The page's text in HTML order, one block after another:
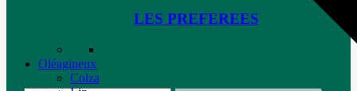
LES PREFEREES
Oléagineux
Colza